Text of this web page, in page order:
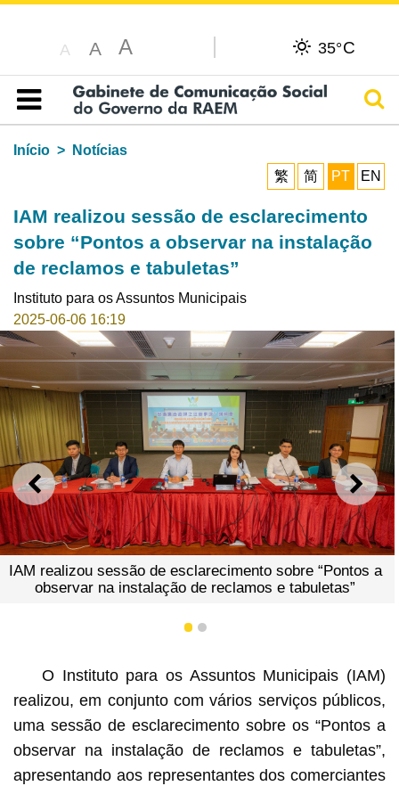
A A A 35°C
Índice
Início
Notícias
繁
简 PT EN
IAM realizou sessão de esclarecimento
sobre “Pontos a observar na instalação
de reclamos e tabuletas”
Instituto para os Assuntos Municipais
2025-06-06 16:19
ANTERIOR
IAM realizou sessão de esclarecimento sobre “Pontos a
observar na instalação de reclamos e tabuletas”
1 2
O Instituto para os Assuntos Municipais (IAM)
realizou, em conjunto com vários serviços públicos,
uma sessão de esclarecimento sobre os “Pontos a
observar na instalação de reclamos e tabuletas”,
apresentando aos representantes dos comerciantes